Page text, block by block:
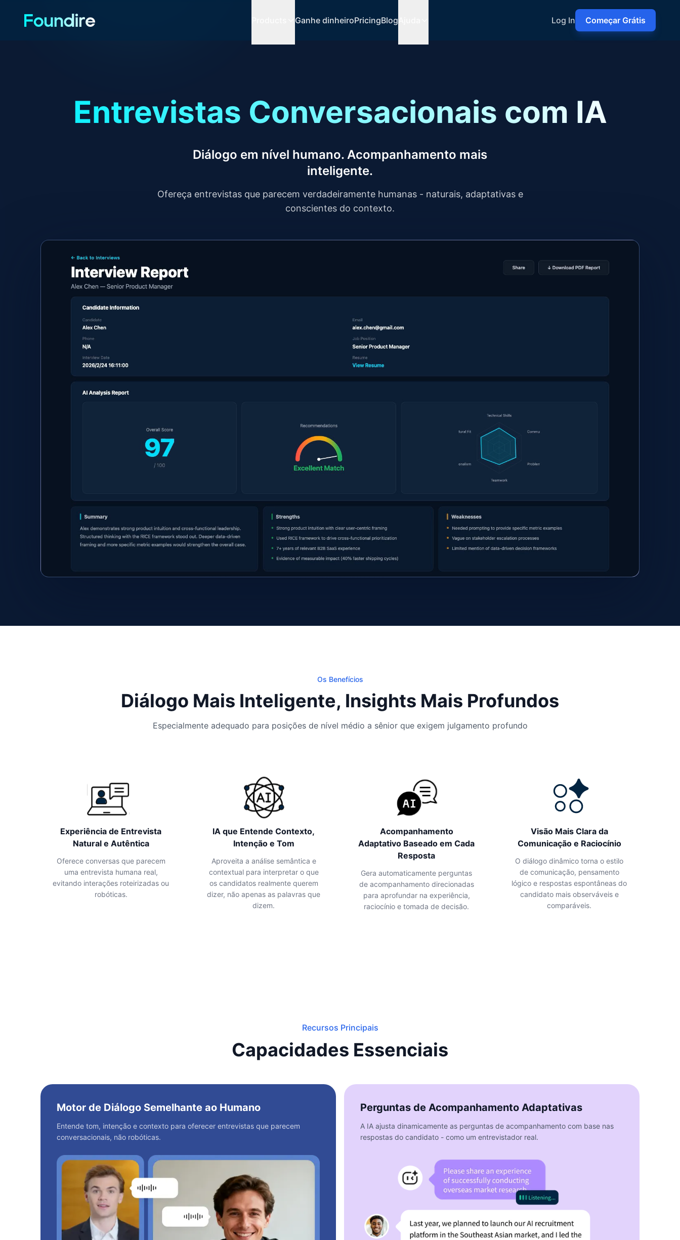
Ganhe dinheiroPricingBlog Log In Começar Grátis
Entrevistas Conversacionais com IA
Diálogo em nível humano. Acompanhamento mais
inteligente.
Ofereça entrevistas que parecem verdadeiramente humanas - naturais, adaptativas e
conscientes do contexto.
Os Benefícios
Diálogo Mais Inteligente, Insights Mais Profundos
Especialmente adequado para posições de nível médio a sênior que exigem julgamento profundo
Experiência de Entrevista
Natural e Autêntica
Oferece conversas que parecem
uma entrevista humana real,
evitando interações roteirizadas ou
robóticas.
IA que Entende Contexto,
Intenção e Tom
Aproveita a análise semântica e
contextual para interpretar o que
os candidatos realmente querem
dizer, não apenas as palavras que
dizem.
Acompanhamento
Adaptativo Baseado em Cada
Resposta
Gera automaticamente perguntas
de acompanhamento direcionadas
para aprofundar na experiência,
raciocínio e tomada de decisão.
Visão Mais Clara da
Comunicação e Raciocínio
O diálogo dinâmico torna o estilo
de comunicação, pensamento
lógico e respostas espontâneas do
candidato mais observáveis e
comparáveis.
Recursos Principais
Capacidades Essenciais
Motor de Diálogo Semelhante ao Humano
Entende tom, intenção e contexto para oferecer entrevistas que parecem
conversacionais, não robóticas.
Perguntas de Acompanhamento Adaptativas
A IA ajusta dinamicamente as perguntas de acompanhamento com base nas
respostas do candidato - como um entrevistador real.